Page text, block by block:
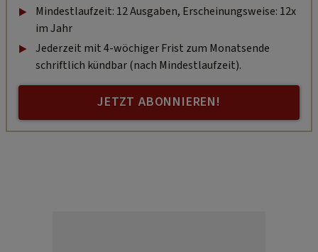
Mindestlaufzeit: 12 Ausgaben, Erscheinungsweise: 12x
im Jahr
Jederzeit mit 4-wöchiger Frist zum Monatsende
schriftlich kündbar (nach Mindestlaufzeit).
JETZT ABONNIEREN!